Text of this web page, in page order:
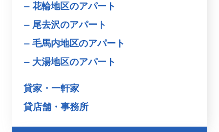
花輪地区のアパート
尾去沢のアパート
毛馬内地区のアパート
大湯地区のアパート
貸家・一軒家
貸店舗・事務所